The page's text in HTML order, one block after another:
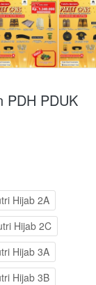
PDH PDUK
Hijab 2A
Hijab 2C
Hijab 3A
Hijab 3B